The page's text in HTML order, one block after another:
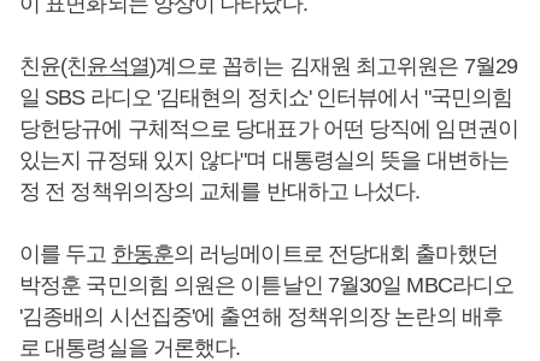
친윤(친윤석열)계으로 꼽히는 김재원 최고위원은 7월29
일 SBS 라디오 '김태현의 정치쇼' 인터뷰에서 "국민의힘
당헌당규에 구체적으로 당대표가 어떤 당직에 임면권이
있는지 규정돼 있지 않다"며 대통령실의 뜻을 대변하는
정 전 정책위의장의 교체를 반대하고 나섰다.
이를 두고 한동훈의 러닝메이트로 전당대회 출마했던
박정훈 국민의힘 의원은 이튿날인 7월30일 MBC라디오
'김종배의 시선집중'에 출연해 정책위의장 논란의 배후
로 대통령실을 거론했다.